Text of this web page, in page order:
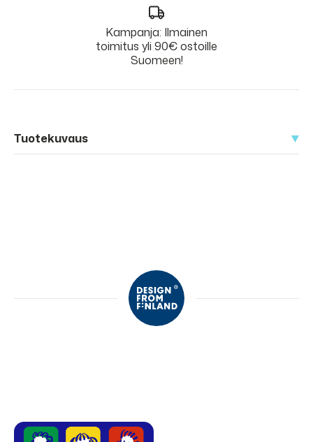
Kampanja: Ilmainen
toimitus yli 90€ ostoille
Suomeen!
Tuotekuvaus